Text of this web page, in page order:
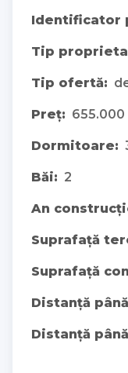
Identificator
Tip
Tip ofertă:
Preț: 655.000
Dormitoare:
Băi: 2
An
Suprafață
Suprafață
Distanță
Distanță